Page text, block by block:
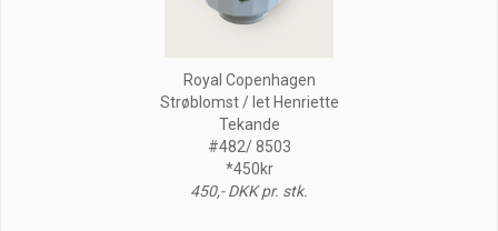
Royal Copenhagen
Strøblomst / let Henriette
Tekande
#482/ 8503
*450kr
450,- DKK pr. stk.